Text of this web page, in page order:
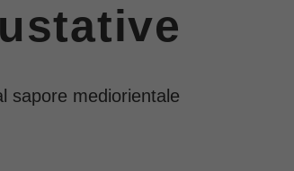
sapore mediorientale